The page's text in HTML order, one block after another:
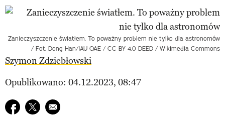
Zanieczyszczenie światłem. To poważny problem nie tylko dla astronomów
/ Fot. Dong Han/IAU OAE / CC BY 4.0 DEED / Wikimedia Commons
Szymon Zdziebłowski
Opublikowano: 04.12.2023, 08:47
Udostępnij na facebook
Udostępnij na twitter
E-mail do przyjaciela